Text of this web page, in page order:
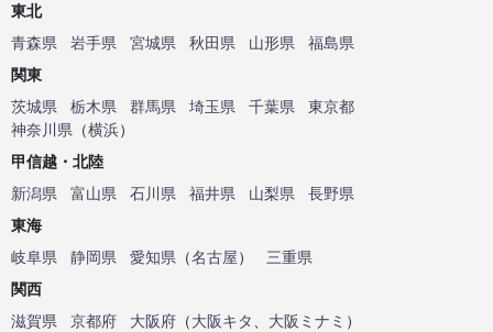
東北
青森県
岩手県 宮城県 秋田県 山形県
福島県
関東
茨城県
栃木県 群馬県 埼玉県 千葉県
東京都
神奈川県 （横浜）
甲信越・北陸
新潟県
富山県 石川県 福井県 山梨県
長野県
東海
岐阜県
静岡県 愛知県 （名古屋）
三重県
関西
滋賀県
京都府 大阪府 （大阪キタ 大阪ミナミ ）